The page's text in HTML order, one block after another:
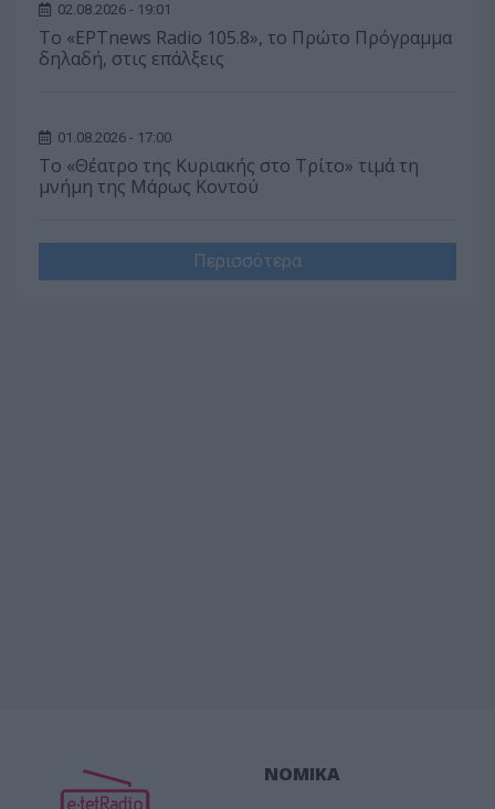
02.08.2026 - 19:01
Το «ΕΡΤnews Radio 105.8», το Πρώτο Πρόγραμμα
δηλαδή, στις επάλξεις
01.08.2026 - 17:00
Το «Θέατρο της Κυριακής στο Τρίτο» τιμά τη
μνήμη της Μάρως Κοντού
Περισσότερα
ΝΟΜΙΚΑ